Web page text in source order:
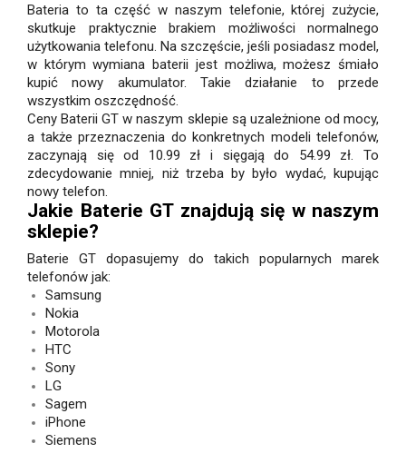
Bateria to ta część w naszym telefonie, której zużycie,
skutkuje praktycznie brakiem możliwości normalnego
użytkowania telefonu. Na szczęście, jeśli posiadasz model,
w którym wymiana baterii jest możliwa, możesz śmiało
kupić nowy akumulator. Takie działanie to przede
wszystkim oszczędność.
Ceny Baterii GT w naszym sklepie są uzależnione od mocy,
a także przeznaczenia do konkretnych modeli telefonów,
zaczynają się od 10.99 zł i sięgają do 54.99 zł. To
zdecydowanie mniej, niż trzeba by było wydać, kupując
nowy telefon.
Jakie Baterie GT znajdują się w naszym
sklepie?
Baterie GT dopasujemy do takich popularnych marek
telefonów jak:
Samsung
Nokia
Motorola
HTC
Sony
LG
Sagem
iPhone
Siemens